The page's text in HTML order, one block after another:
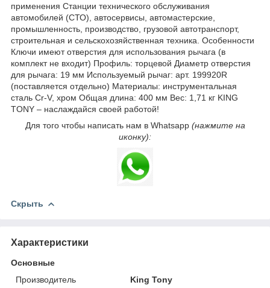
применения Станции технического обслуживания
автомобилей (СТО), автосервисы, автомастерские,
промышленность, производство, грузовой автотранспорт,
строительная и сельскохозяйственная техника. Особенности
Ключи имеют отверстия для использования рычага (в
комплект не входит) Профиль: торцевой Диаметр отверстия
для рычага: 19 мм Используемый рычаг: арт. 199920R
(поставляется отдельно) Материалы: инструментальная
сталь Cr-V, хром Общая длина: 400 мм Вес: 1,71 кг KING
TONY – наслаждайся своей работой!
Для того чтобы написать нам в Whatsapp (нажмите на
иконку):
Скрыть
Характеристики
Основные
Производитель
King Tony